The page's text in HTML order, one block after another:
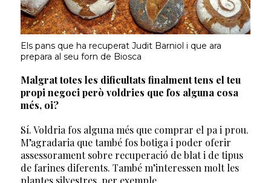
Els pans que ha recuperat Judit Barniol i que ara
prepara al seu forn de Biosca
Malgrat totes les dificultats finalment tens el teu
propi negoci però voldries que fos alguna cosa
més, oi?
Sí. Voldria fos alguna més que comprar el pa i prou.
M’agradaria que també fos botiga i poder oferir
assessorament sobre recuperació de blat i de tipus
de farines diferents. També m’interessen molt les
plantes silvestres, per exemple.